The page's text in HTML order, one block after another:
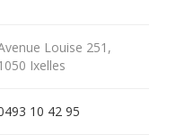
Louise 251,
Ixelles
10 42 95